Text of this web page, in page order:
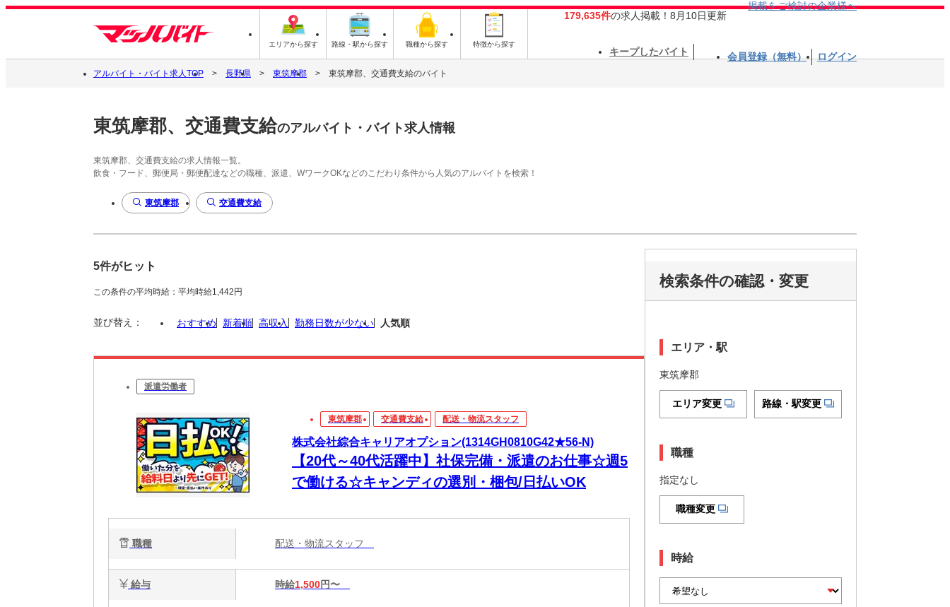
エリアから探す 路線・駅から探す 職種から探す 特徴から探す
179,635件の求人掲載！8月10日更新
掲載をご検討の企業様へ
キープしたバイト 会員登録（無料） ログイン
アルバイト・バイト求人TOP 長野県 東筑摩郡 東筑摩郡、交通費支給のバイト
東筑摩郡、交通費支給のアルバイト・バイト求人情報
東筑摩郡、交通費支給の求人情報一覧。
飲食・フード、郵便局・郵便配達などの職種、派遣、WワークOKなどのこだわり条件から人気のアルバイトを検索！
東筑摩郡 交通費支給
5件がヒット
この条件の平均時給：平均時給1,442円
並び替え： おすすめ 新着順 高収入 勤務日数が少ない 人気順
派遣労働者
東筑摩郡 交通費支給 配送・物流スタッフ
株式会社綜合キャリアオプション(1314GH0810G42★56-N)
【20代～40代活躍中】社保完備・派遣のお仕事☆週5
で働ける☆キャンディの選別・梱包/日払いOK
職種 配送・物流スタッフ
給与 時給1,500円〜
検索条件の確認・変更
エリア・駅
東筑摩郡
エリア変更 路線・駅変更
職種
指定なし
職種変更
時給